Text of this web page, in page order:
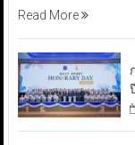
Read More